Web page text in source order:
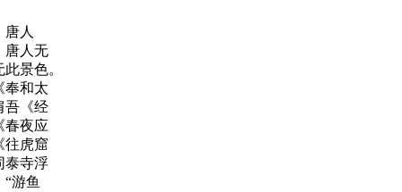
人
唐人无
景色。
奉和太
吾《经
春夜应
往虎窟
泰寺浮
游鱼